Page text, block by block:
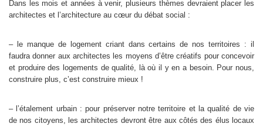
Dans les mois et années à venir, plusieurs thèmes devraient placer les
architectes et l’architecture au cœur du débat social :
– le manque de logement criant dans certains de nos territoires : il
faudra donner aux architectes les moyens d’être créatifs pour concevoir
et produire des logements de qualité, là où il y en a besoin. Pour nous,
construire plus, c’est construire mieux !
– l’étalement urbain : pour préserver notre territoire et la qualité de vie
de nos citoyens, les architectes devront être aux côtés des élus locaux